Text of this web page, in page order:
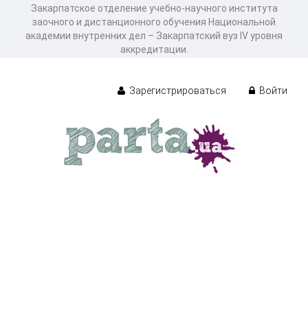
Закарпатское отделение учебно-научного института
заочного и дистанционного обучения Национальной
академии внутренних дел – Закарпатский вуз IV уровня
аккредитации.
Зарегистрироваться Войти